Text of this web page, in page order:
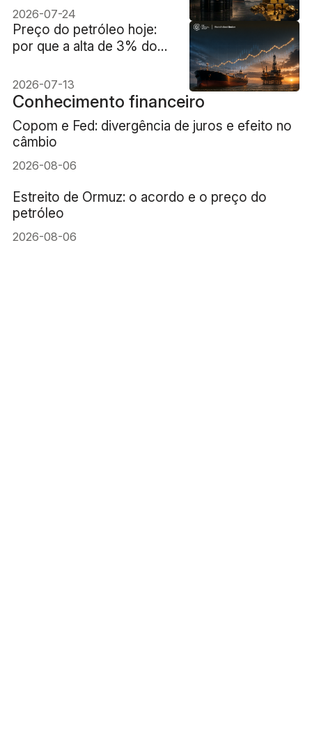
rendimentos e fez o
preço do ouro cair 2%
2026-07-24
Preço do petróleo hoje:
por que a alta de 3% do
moderada?
2026-07-13
Conhecimento financeiro
Copom e Fed: divergência de juros e efeito no
câmbio
2026-08-06
Estreito de Ormuz: o acordo e o preço do
petróleo
2026-08-06